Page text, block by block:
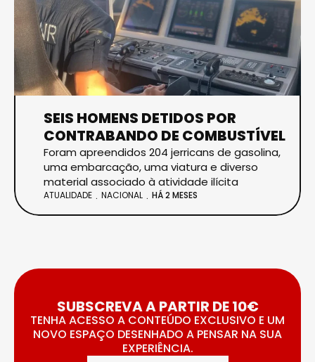
SEIS HOMENS DETIDOS POR
CONTRABANDO DE COMBUSTÍVEL
Foram apreendidos 204 jerricans de gasolina,
uma embarcação, uma viatura e diverso
material associado à atividade ilícita
ATUALIDADE NACIONAL HÁ 2 MESES
SUBSCREVA A PARTIR DE 10€
TENHA ACESSO A CONTEÚDO EXCLUSIVO E UM
NOVO ESPAÇO DESENHADO A PENSAR NA SUA
EXPERIÊNCIA.